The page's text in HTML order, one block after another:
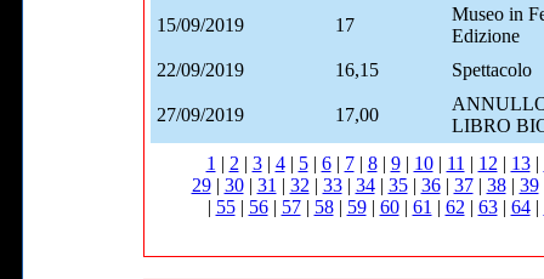
15/09/2019 17
Museo in
Edizione
22/09/2019
16,15 Spettacolo
27/09/2019 17,00
LIBRO
1 | 2 | 3| 4| 5| 6| 7| 8| 9| 10| 11 | 12 | 13|
29| 30| 31 | 32 | 33| 34| 35| 36| 37| 38| 39
| 55| 56| 57| 58| 59| 60| 61 | 62 | 63| 64|